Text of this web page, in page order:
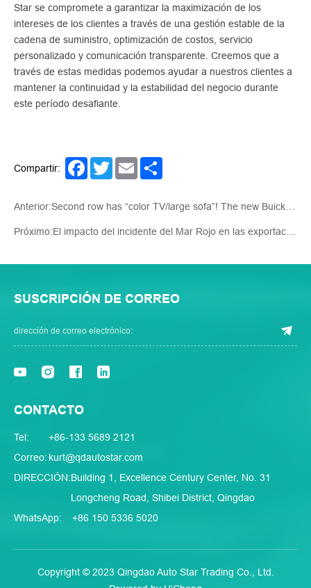
Star se compromete a garantizar la maximización de los
intereses de los clientes a través de una gestión estable de la
cadena de suministro, optimización de costos, servicio
personalizado y comunicación transparente. Creemos que a
través de estas medidas podemos ayudar a nuestros clientes a
mantener la continuidad y la estabilidad del negocio durante
este período desafiante.
Compartir: Facebook
TwitterEmail
Anterior:Second row has “color TV/large sofa”! The new Buick GL8 Luzun will go on sale on October 31st!
Próximo:El impacto del incidente del Mar Rojo en las exportaciones mundiales de automóviles: desafíos y oportunidades
SUSCRIPCIÓN DE CORREO
CONTACTO
Tel:
+86-133 5689 2121
Correo: kurt@qdautostar.com
DIRECCIÓN:Building 1, Excellence Century Center, No. 31
Longcheng Road, Shibei District, Qingdao
WhatsApp:
+86 150 5336 5020
Copyright © 2023 Qingdao Auto Star Trading Co., Ltd.